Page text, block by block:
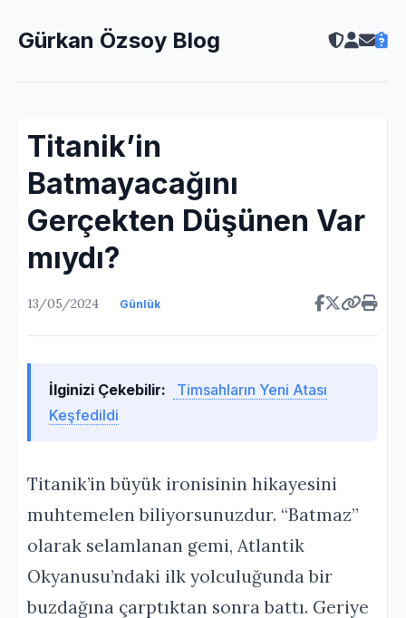
Gürkan Özsoy Blog
Titanik’in
Batmayacağını
Gerçekten Düşünen Var
mıydı?
13/05/2024 Günlük
İlginizi Çekebilir:
Timsahların Yeni Atası
Keşfedildi
Titanik’in büyük ironisinin hikayesini
muhtemelen biliyorsunuzdur. “Batmaz”
olarak selamlanan gemi, Atlantik
Okyanusu’ndaki ilk yolculuğunda bir
buzdağına çarptıktan sonra battı. Geriye